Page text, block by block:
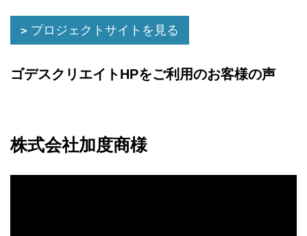
プロジェクトサイトを見る
ゴデスクリエイトHPをご利用のお客様の声
株式会社加度商様